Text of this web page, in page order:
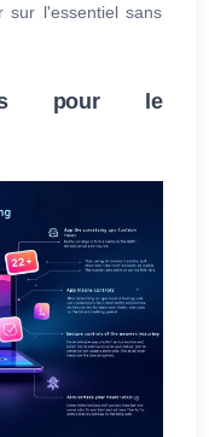
sur l'essentiel sans
pour le